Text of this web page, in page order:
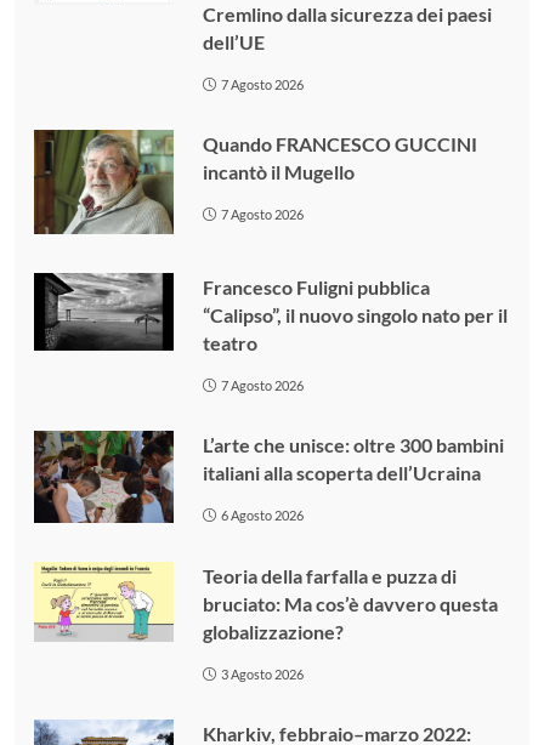
Cremlino dalla sicurezza dei paesi
dell’UE
7 Agosto 2026
Quando FRANCESCO GUCCINI
incantò il Mugello
7 Agosto 2026
Francesco Fuligni pubblica
“Calipso”, il nuovo singolo nato per il
teatro
7 Agosto 2026
L’arte che unisce: oltre 300 bambini
italiani alla scoperta dell’Ucraina
6 Agosto 2026
Teoria della farfalla e puzza di
bruciato: Ma cos’è davvero questa
globalizzazione?
3 Agosto 2026
Kharkiv, febbraio–marzo 2022: